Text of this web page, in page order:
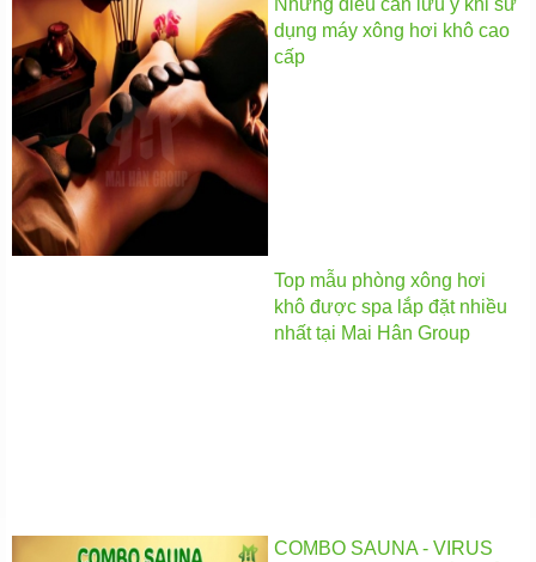
Những điều cần lưu ý khi sử
dụng máy xông hơi khô cao
cấp
Top mẫu phòng xông hơi
khô được spa lắp đặt nhiều
nhất tại Mai Hân Group
COMBO SAUNA - VIRUS